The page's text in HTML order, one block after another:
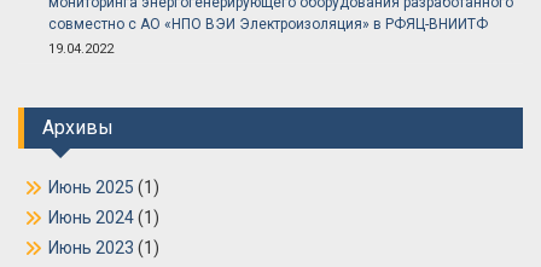
совместно с АО «НПО ВЭИ Электроизоляция» в РФЯЦ-ВНИИТФ
19.04.2022
Архивы
Июнь 2025 (1)
Июнь 2024(1)
Июнь 2023 (1)